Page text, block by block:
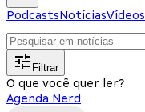
PodcastsNotíciasVídeos
Filtrar
O que você quer ler?
Agenda Nerd